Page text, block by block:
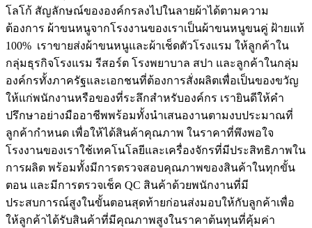
โลโก้ สัญลักษณ์ขององค์กรลงไปในลายผ้าได้ตามความ
ต้องการ ผ้าขนหนูจากโรงงานของเราเป็นผ้าขนหนูขนคู่ ฝ้ายแท้
100% เราขายส่งผ้าขนหนูและผ้าเช็ดตัวโรงแรม ให้ลูกค้าใน
กลุ่มธุรกิจโรงแรม รีสอร์ต โรงพยาบาล สปา และลูกค้าในกลุ่ม
องค์กรทั้งภาครัฐและเอกชนที่ต้องการสั่งผลิตเพื่อเป็นของขวัญ
ให้แก่พนักงานหรือของที่ระลึกสำหรับองค์กร เรายินดีให้คำ
ปรึกษาอย่างมืออาชีพพร้อมทั้งนำเสนองานตามงบประมาณที่
ลูกค้ากำหนด เพื่อให้ได้สินค้าคุณภาพ ในราคาที่พึงพอใจ
โรงงานของเราใช้เทคโนโลยีและเครื่องจักรที่มีประสิทธิภาพใน
การผลิต พร้อมทั้งมีการตรวจสอบคุณภาพของสินค้าในทุกขั้น
ตอน และมีการตรวจเช็ค QC สินค้าด้วยพนักงานที่มี
ประสบการณ์สูงในขั้นตอนสุดท้ายก่อนส่งมอบให้กับลูกค้าเพื่อ
ให้ลูกค้าได้รับสินค้าที่มีคุณภาพสูงในราคาต้นทุนที่คุ้มค่า